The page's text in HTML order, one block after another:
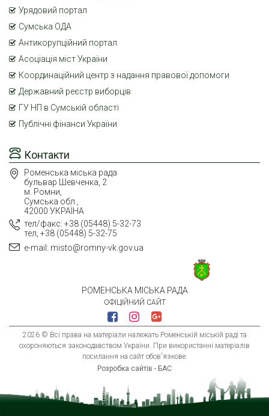
РОМЕНСЬКА МІСЬКА РАДА
ОФІЦІЙНИЙ САЙТ
2026 © Всі права на матеріали належать Роменській міській раді та
охороняються законодавством України. При використанні матеріалів
посилання на сайт обов'язкове.
Розробка сайтів - БАС
Контакти
Роменська міська рада
бульвар Шевченка, 2
м. Ромни,
Сумська обл.,
42000 УКРАЇНА
тел/факс: +38 (05448) 5-32-73
тел, +38 (05448) 5-32-75
e-mail: misto@romny-vk.gov.ua
Урядовий портал
Сумська ОДА
Антикорупційний портал
Асоціація міст України
Координаційний центр з надання правової допомоги
Державний реєстр виборців
ГУ НП в Сумській області
Публічні фінанси України